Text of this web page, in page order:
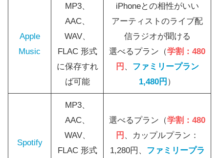
Apple
Music
MP3、
AAC、
WAV、
FLAC 形式
に保存すれ
ば可能
iPhoneとの相性がいい
アーティストのライブ配
信ラジオが聞ける
選べるプラン（学割：480
円 、 ファミリープラン
1,480円 ）
Spotify
MP3、
AAC、
WAV、
FLAC 形式
選べるプラン（学割：480
円 、カップルプラン：
1,280円、 ファミリープラ